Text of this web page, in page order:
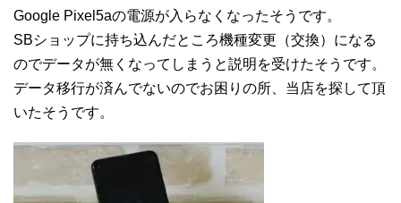
Google Pixel5aの電源が入らなくなったそうです。
SBショップに持ち込んだところ機種変更（交換）になる
のでデータが無くなってしまうと説明を受けたそうです。
データ移行が済んでないのでお困りの所、当店を探して頂
いたそうです。